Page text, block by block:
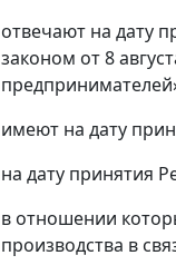
отвечают на дату
законом от 8
имеют на дату
на дату принятия
в отношении
производства в